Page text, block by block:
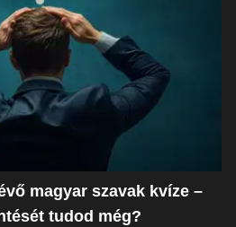
magyar szavak kvíze –
tudod még?